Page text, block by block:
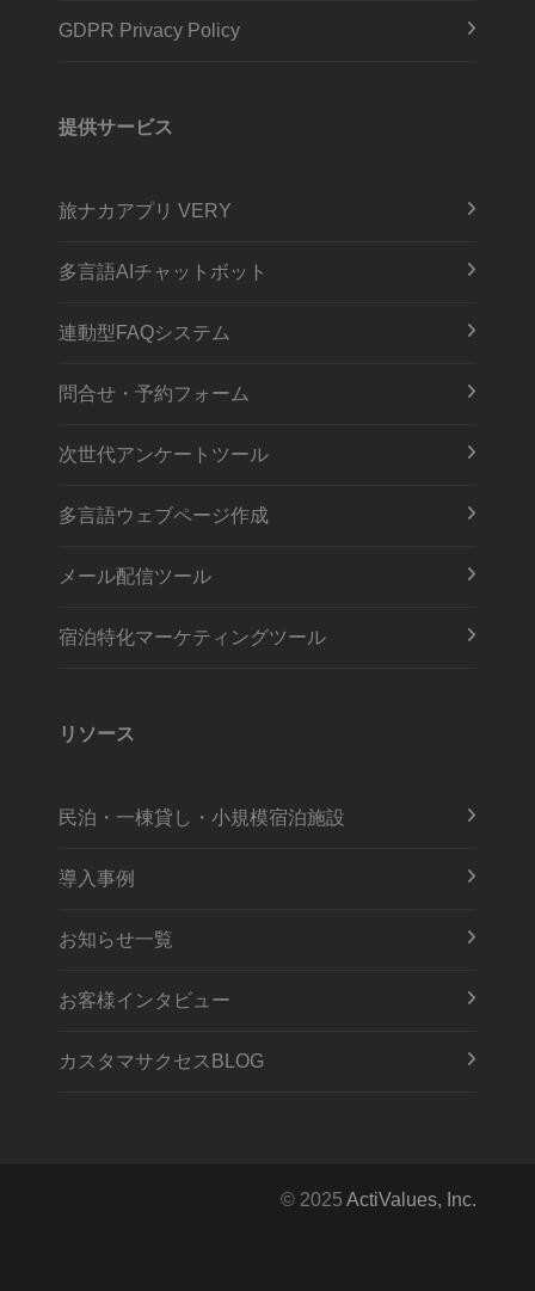
GDPR Privacy Policy
提供サービス
旅ナカアプリ VERY
多言語AIチャットボット
連動型FAQシステム
問合せ・予約フォーム
次世代アンケートツール
多言語ウェブページ作成
メール配信ツール
宿泊特化マーケティングツール
リソース
民泊・一棟貸し・小規模宿泊施設
導入事例
お知らせ一覧
お客様インタビュー
カスタマサクセスBLOG
© 2025 ActiValues, Inc.